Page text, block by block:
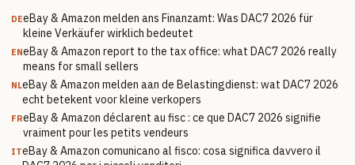
DEeBay & Amazon melden ans Finanzamt: Was DAC7 2026 für
kleine Verkäufer wirklich bedeutet
ENeBay & Amazon report to the tax office: what DAC7 2026 really
means for small sellers
NLeBay & Amazon melden aan de Belastingdienst: wat DAC7 2026
echt betekent voor kleine verkopers
FReBay & Amazon déclarent au fisc : ce que DAC7 2026 signifie
vraiment pour les petits vendeurs
ITeBay & Amazon comunicano al fisco: cosa significa davvero il